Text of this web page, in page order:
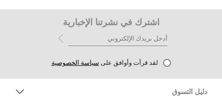
اشترك في نشرتنا الإخبارية
لقد قرأت وأوافق على سياسة الخصوصية
دليل التسوق